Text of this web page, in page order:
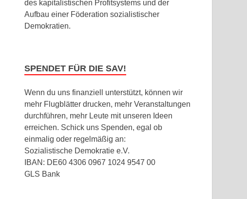
des kapitalistischen Profitsystems und der
Aufbau einer Föderation sozialistischer
Demokratien.
SPENDET FÜR DIE SAV!
Wenn du uns finanziell unterstützt, können wir
mehr Flugblätter drucken, mehr Veranstaltungen
durchführen, mehr Leute mit unseren Ideen
erreichen. Schick uns Spenden, egal ob
einmalig oder regelmäßig an:
Sozialistische Demokratie e.V.
IBAN: DE60 4306 0967 1024 9547 00
GLS Bank